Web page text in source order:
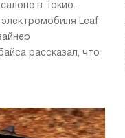
в Токио.
Leaf
рассказал, что